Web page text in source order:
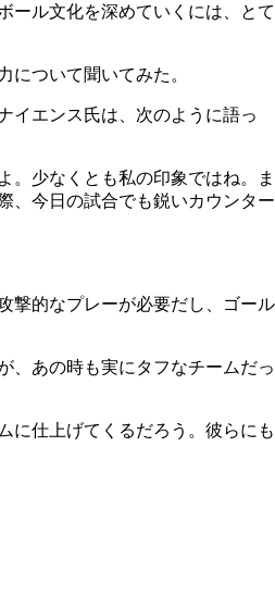
ール文化を深めていくには、とて
ついて聞いてみた。
エンス氏は、次のように語っ
。少なくとも私の印象ではね。ま
、今日の試合でも鋭いカウンター
撃的なプレーが必要だし、ゴール
、あの時も実にタフなチームだっ
に仕上げてくるだろう。彼らにも